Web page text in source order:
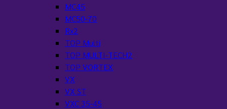
MC45
MC50-70
Rx2
TOP Multi
TOP MULTI-TECH2
TOP VORTEX
VX
VX ST
VXC 35-45